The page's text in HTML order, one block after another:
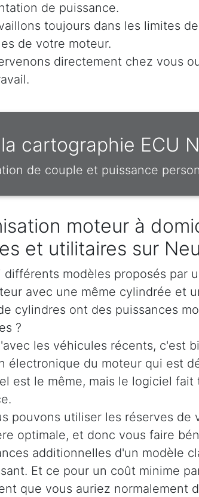
de puissance.
toujours dans les limites
de votre moteur.
directement chez vous
cartographie ECU
de couple et puissance
moteur à
et utilitaires sur
différents modèles proposés par
avec une même cylindrée et
cylindres ont des puissances
?
les véhicules récents, c'est
électronique du moteur qui est
est le même, mais le logiciel fait
pouvons utiliser les réserves de
optimale, et donc vous faire
additionnelles d'un modèle
Et ce pour un coût minime
que vous auriez normalement